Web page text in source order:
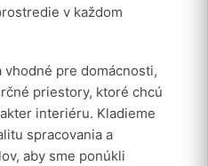
v každom
pre domácnosti,
priestory, ktoré chcú
interiéru. Kladieme
spracovania a
aby sme ponúkli